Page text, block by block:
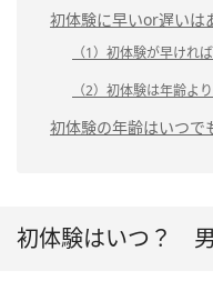
初体験に早いor遅いは
（1）初体験が早けれ
（2）初体験は年齢よ
初体験の年齢はいつで
初体験はいつ？